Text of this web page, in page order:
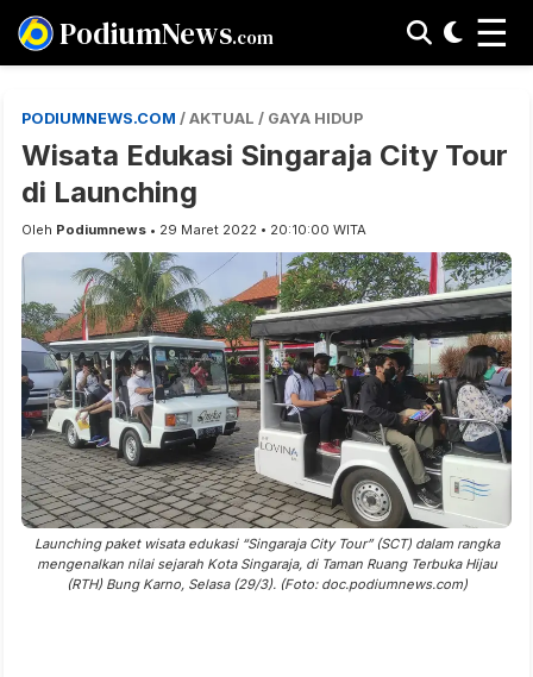
PodiumNews.com ☰
PODIUMNEWS.COM / AKTUAL / GAYA HIDUP
Wisata Edukasi Singaraja City Tour
di Launching
Oleh Podiumnews • 29 Maret 2022 • 20:10:00 WITA
Launching paket wisata edukasi “Singaraja City Tour” (SCT) dalam rangka
mengenalkan nilai sejarah Kota Singaraja, di Taman Ruang Terbuka Hijau
(RTH) Bung Karno, Selasa (29/3). (Foto: doc.podiumnews.com)